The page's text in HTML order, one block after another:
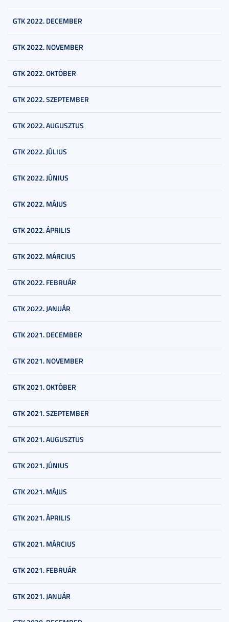
GTK 2022. DECEMBER
GTK 2022. NOVEMBER
GTK 2022. OKTÓBER
GTK 2022. SZEPTEMBER
GTK 2022. AUGUSZTUS
GTK 2022. JÚLIUS
GTK 2022. JÚNIUS
GTK 2022. MÁJUS
GTK 2022. ÁPRILIS
GTK 2022. MÁRCIUS
GTK 2022. FEBRUÁR
GTK 2022. JANUÁR
GTK 2021. DECEMBER
GTK 2021. NOVEMBER
GTK 2021. OKTÓBER
GTK 2021. SZEPTEMBER
GTK 2021. AUGUSZTUS
GTK 2021. JÚNIUS
GTK 2021. MÁJUS
GTK 2021. ÁPRILIS
GTK 2021. MÁRCIUS
GTK 2021. FEBRUÁR
GTK 2021. JANUÁR